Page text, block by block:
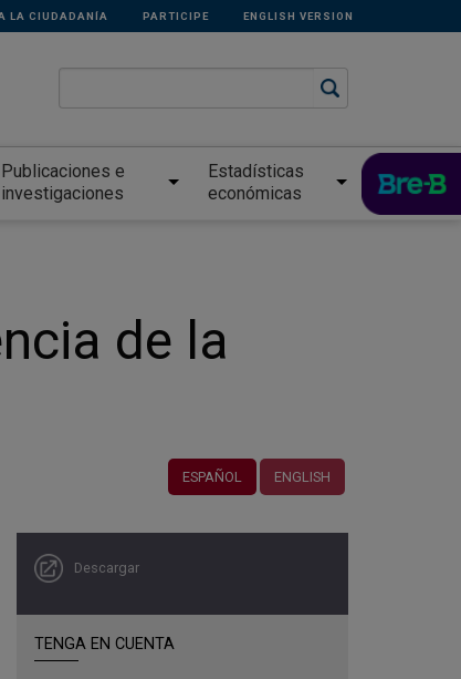
LA CIUDADANÍA PARTICIPE ENGLISH VERSION
Publicaciones e
investigaciones
Estadísticas
económicas
de la
ESPAÑOL ENGLISH
Descargar
TENGA EN CUENTA